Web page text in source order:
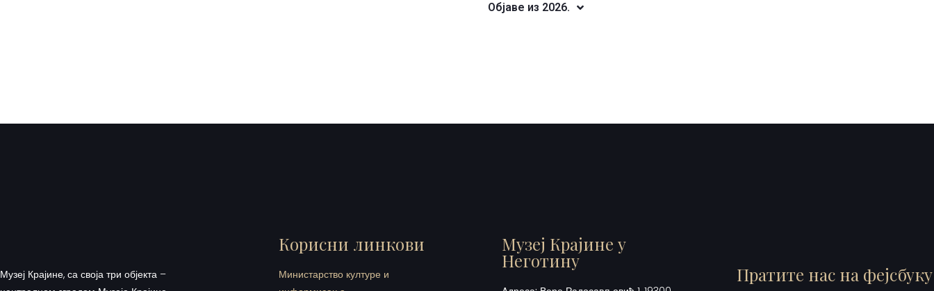
Објаве из 2026.
Музеј Крајине, са своја три објекта –
Корисни линкови
Министарство културе и
Музеј Крајине у
Неготину
Пратите нас на фејсбуку